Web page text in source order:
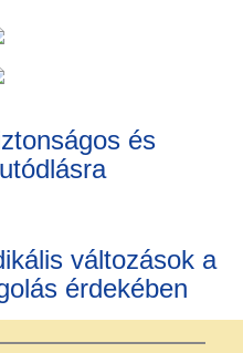
és
változások a
érdekében